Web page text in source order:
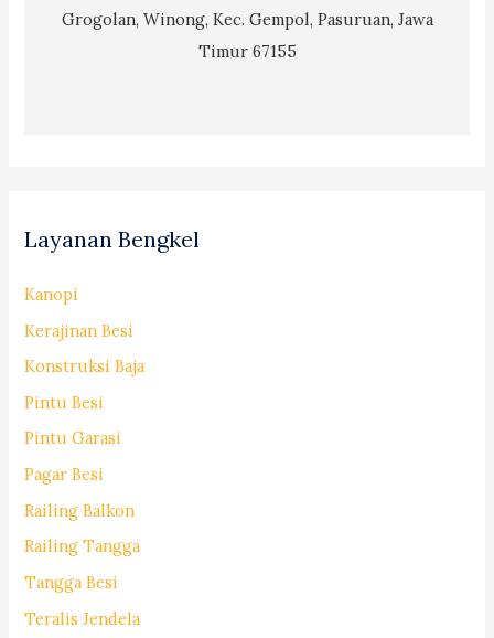
Grogolan, Winong, Kec. Gempol, Pasuruan, Jawa
Timur 67155
Layanan Bengkel
Kanopi
Kerajinan Besi
Konstruksi Baja
Pintu Besi
Pintu Garasi
Pagar Besi
Railing Balkon
Railing Tangga
Tangga Besi
Teralis Jendela